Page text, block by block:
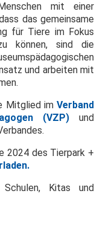
mit einer
das gemeinsame
für Tiere im Fokus
können, sind die
und arbeiten mit
Mitglied im Verband
(VZP) und
2024 des Tierpark +
Kitas und